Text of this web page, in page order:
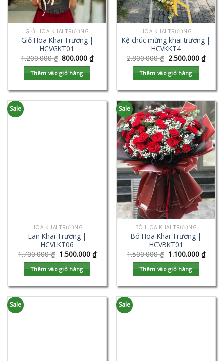
GIỎ HOA KHAI TRƯƠNG
Giỏ Hoa Khai Trương |
HCVGKT01
1.200.000₫ 800.000₫
Thêm vào giỏ hàng
HOA KHAI TRƯƠNG
Kệ chúc mừng khai trương |
HCVKKT4
2.800.000₫ 2.500.000 ₫
Thêm vào giỏ hàng
Sale
HOA KHAI TRƯƠNG
Lan Khai Trương |
HCVLKT06
1.700.000₫ 1.500.000 ₫
Thêm vào giỏ hàng
Sale
BÓ HOA KHAI TRƯƠNG
Bó Hoa Khai Trương |
HCVBKT01
1.500.000₫ 1.100.000 ₫
Thêm vào giỏ hàng
Sale Sale